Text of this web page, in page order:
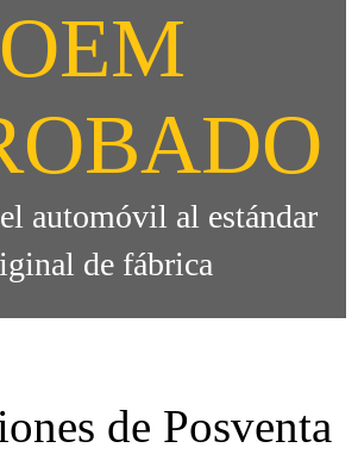
OEM
automóvil al estándar
de fábrica
de Posventa